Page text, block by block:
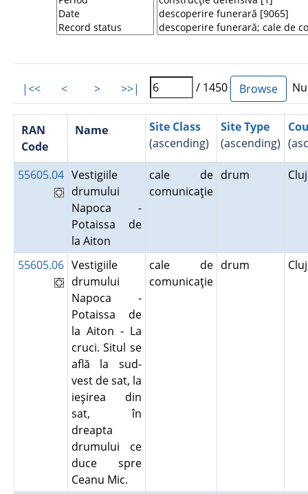
|<< < > >>| / 1450
RAN
Code
Name
Site Class
(ascending)
Site Type
(ascending)
55605.04 Vestigiile
drumului
Napoca -
Potaissa de
la Aiton
cale de
comunicaţie
drum
55605.06 Vestigiile
drumului
Napoca -
Potaissa de
la Aiton - La
cruci. Situl se
află la sud-
vest de sat, la
ieşirea din
sat, în
dreapta
drumului ce
duce spre
Ceanu Mic.
cale de
comunicaţie
drum